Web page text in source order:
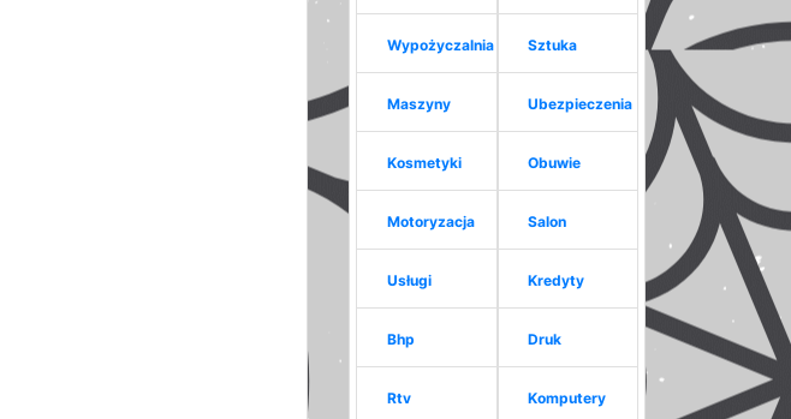
Wypożyczalnia
Maszyny
Kosmetyki
Motoryzacja
Usługi
Bhp
Rtv
Sztuka
Ubezpieczenia
Obuwie
Salon
Kredyty
Druk
Komputery